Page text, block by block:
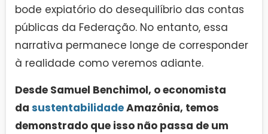
bode expiatório do desequilíbrio das contas
públicas da Federação. No entanto, essa
narrativa permanece longe de corresponder
à realidade como veremos adiante.
Desde Samuel Benchimol, o economista
da sustentabilidadeAmazônia, temos
demonstrado que isso não passa de um